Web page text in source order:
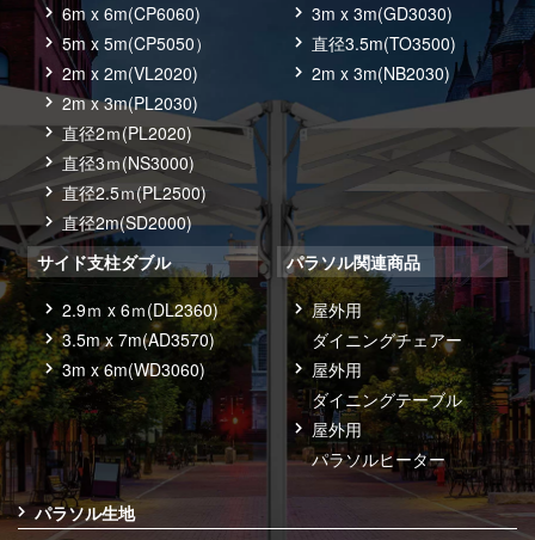
6m x 6m(CP6060)
5m x 5m(CP5050）
2m x 2m(VL2020)
2m x 3m(PL2030)
直径2ｍ(PL2020)
直径3ｍ(NS3000)
直径2.5ｍ(PL2500)
直径2m(SD2000)
3m x 3m(GD3030)
直径3.5m(TO3500)
2m x 3m(NB2030)
サイド支柱ダブル
2.9ｍ x 6ｍ(DL2360)
3.5m x 7m(AD3570)
3m x 6m(WD3060)
パラソル関連商品
屋外用
ダイニングチェアー
屋外用
ダイニングテーブル
屋外用
パラソルヒーター
パラソル生地